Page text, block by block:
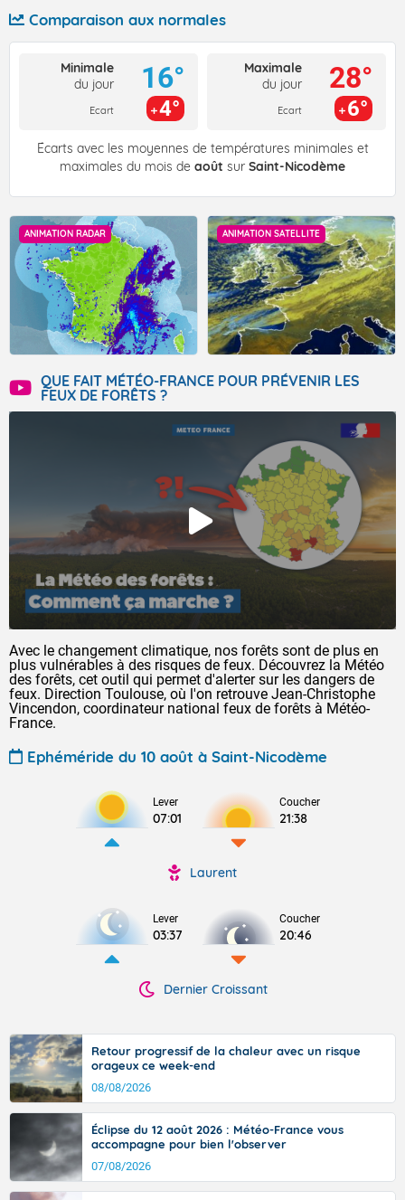
Comparaison aux normales
Minimale
du jour
Ecart
16°
4°
Maximale
du jour
Ecart
28°
6°
Écarts avec les moyennes de températures minimales et
maximales du mois de août sur Saint-Nicodème
ANIMATION RADAR ANIMATION SATELLITE
QUE FAIT MÉTÉO-FRANCE POUR PRÉVENIR LES
FEUX DE FORÊTS ?
Avec le changement climatique, nos forêts sont de plus en
plus vulnérables à des risques de feux. Découvrez la Météo
des forêts, cet outil qui permet d'alerter sur les dangers de
feux. Direction Toulouse, où l'on retrouve Jean-Christophe
Vincendon, coordinateur national feux de forêts à Météo-
France.
Ephéméride du 10 août à Saint-Nicodème
Lever
07:01
Coucher
21:38
Laurent
Lever
03:37
Coucher
20:46
Dernier Croissant
Retour progressif de la chaleur avec un risque
orageux ce week-end
08/08/2026
Éclipse du 12 août 2026 : Météo-France vous
accompagne pour bien l'observer
07/08/2026